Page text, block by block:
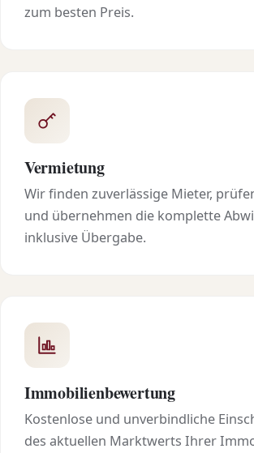
zum besten Preis.
Vermietung
Wir finden zuverlässige Mieter,
und übernehmen die komplette
inklusive Übergabe.
Immobilienbewertung
Kostenlose und unverbindliche
des aktuellen Marktwerts Ihrer